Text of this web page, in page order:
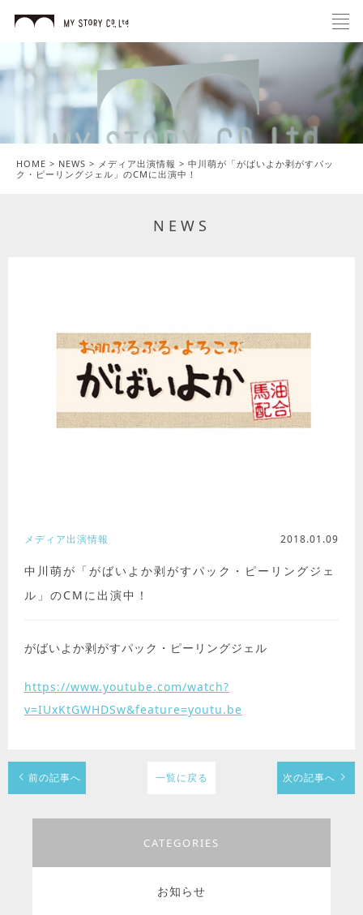
HOME > NEWS > メディア出演情報 > 中川萌が「がばいよか剥がすパッ
ク・ピーリングジェル」のCMに出演中！
NEWS
中川萌が「がばいよか剥がすパック・ピーリングジェ
ル」のCMに出演中！
メディア出演情報 2018.01.09
がばいよか剥がすパック・ピーリングジェル
https://www.youtube.com/watch?
v=IUxKtGWHDSw&feature=youtu.be
一覧に戻る
前の記事へ 次の記事へ
CATEGORIES
お知らせ